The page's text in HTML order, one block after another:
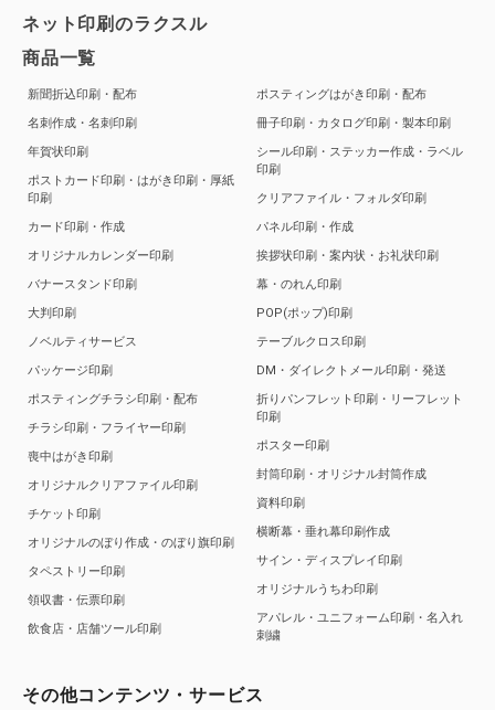
ネット印刷のラクスル
商品一覧
新聞折込印刷・配布
名刺作成・名刺印刷
年賀状印刷
ポストカード印刷・はがき印刷・厚紙
印刷
カード印刷・作成
オリジナルカレンダー印刷
バナースタンド印刷
大判印刷
ノベルティサービス
パッケージ印刷
ポスティングチラシ印刷・配布
チラシ印刷・フライヤー印刷
喪中はがき印刷
オリジナルクリアファイル印刷
チケット印刷
オリジナルのぼり作成・のぼり旗印刷
タペストリー印刷
領収書・伝票印刷
飲食店・店舗ツール印刷
ポスティングはがき印刷・配布
冊子印刷・カタログ印刷・製本印刷
シール印刷・ステッカー作成・ラベル
印刷
クリアファイル・フォルダ印刷
パネル印刷・作成
挨拶状印刷・案内状・お礼状印刷
幕・のれん印刷
POP(ポップ)印刷
テーブルクロス印刷
DM・ダイレクトメール印刷・発送
折りパンフレット印刷・リーフレット
印刷
ポスター印刷
封筒印刷・オリジナル封筒作成
資料印刷
横断幕・垂れ幕印刷作成
サイン・ディスプレイ印刷
オリジナルうちわ印刷
アパレル・ユニフォーム印刷・名入れ
刺繍
その他コンテンツ・サービス